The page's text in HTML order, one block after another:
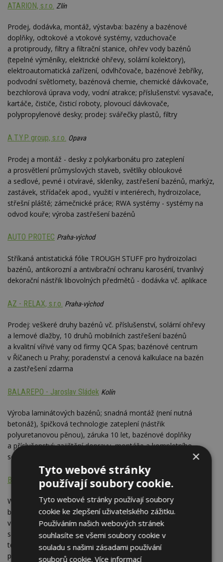
ATARION, s.r.o. Zlín
Prodej, dodávka, montáž, výstavba: bazény a bazénové
doplňky, odtokové a vtokové systémy, vzduchovače
a protiproudy, filtry a filtrační stanice, ohřev vody bazénů
(tepelné výměníky, elektrické ohřevy, solární kolektory),
elektroautomatická zařízení, odvlhčovače, bazénové žebříky,
podvodní světlomety, bazénová chemie, chemické dávkovače,
bezchlorová úprava vody, vodní atrakce; příslušenství: vysavače,
kartáče, čističe, čisticí roboty, plovoucí dávkovače,
polypropylenové desky; prodej: svářečky plastů, filtry
A.T.Y.P. group, s.r.o. Opava
Prodej a montáž - desky z polykarbonátu pro zateplení
a prosvětlení průmyslových staveb, světlíky obloukové
a sedlové, pevné i otvíravé, skleníky, zastřešení bazénů, markýz,
zastávek, střídaček apod., využití v interiérech, hydroizolace,
střešní pláště; zámečnické práce; RWA systémy - systémy na
odvod kouře; výroba zastřešení bazénů
AUTO PROTEC Praha-východ
Stříkaná antistatická fólie TROUGH STUFF pro hydroizolaci
bazénů, antikorozní a antivibrační ochranu karosérií, trvanlivý
dekorační nástřik libovolných předmětů - dodávka vč. aplikace
AZ - RELAX, s.r.o. Praha-východ
Prodej: veškeré druhy bazénů vč. příslušenství, solární ohřevy
a lemové dlažby, 10 druhů mobilních zastřešení bazénů
a kvalitní vířivé vany od firmy QCA Spas; bazénové centrum
v Říčanech u Prahy; poradenství a cenová kalkulace na bazén
a zastřešení zdarma
BALAREPO - Jaroslav Sládek Kolín
Výroba laminátových bazénů; snadná montáž (není nutná
betonáž), špičková technologie zateplení (nástřik
polyuretanovou pěnou), záruka 10 let, bazénové doplňky
a příslušenství; zajištění dopravy, montáže a kompletního
servisu
BALNEO Gloria Plus, s.r.o. Praha
Wellness spa vybavení od návrhů po realizaci; privátní a veřejné
bazény - keramické, fóliové, akrylátové (montáž i servis);
venkovní zastřešení bazénů; cryosauny - kryoterapie, polária,
sauny, parní lázně, vířivé vany, keramické obklady - mozaiky;
tepelná čerpadla a solární ohřev; na objednávku provádíme
pravidelný servis na hotelových bazénech a wellness provozech
×
Tyto webové stránky
používají soubory cookie.
Tyto webové stránky používají soubory
cookie ke zlepšení uživatelského zážitku.
Používáním našich webových stránek
souhlasíte se všemi soubory cookie v
souladu s našimi zásadami používání
souborů cookie.Více informací